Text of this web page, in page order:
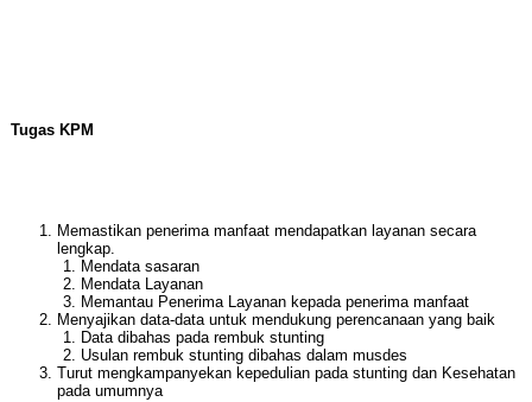
Tugas KPM
Memastikan penerima manfaat mendapatkan layanan secara
lengkap.
Mendata sasaran
Mendata Layanan
Memantau Penerima Layanan kepada penerima manfaat
Menyajikan data-data untuk mendukung perencanaan yang baik
Data dibahas pada rembuk stunting
Usulan rembuk stunting dibahas dalam musdes
Turut mengkampanyekan kepedulian pada stunting dan Kesehatan
pada umumnya